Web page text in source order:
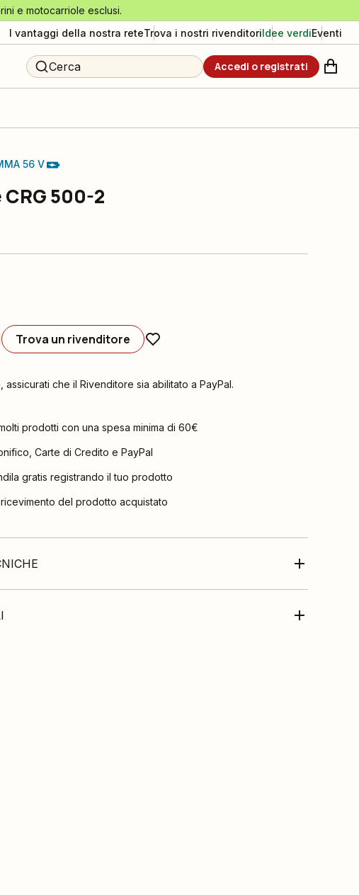
e motocarriole esclusi.
I vantaggi della nostra reteTrova i nostri rivenditoriIdee verdiEventi
Cerca Accedi o registrati
56 V
500-2
Trova un rivenditore
che il Rivenditore sia abilitato a PayPal.
prodotti con una spesa minima di 60€
Carte di Credito e PayPal
gratis registrando il tuo prodotto
del prodotto acquistato